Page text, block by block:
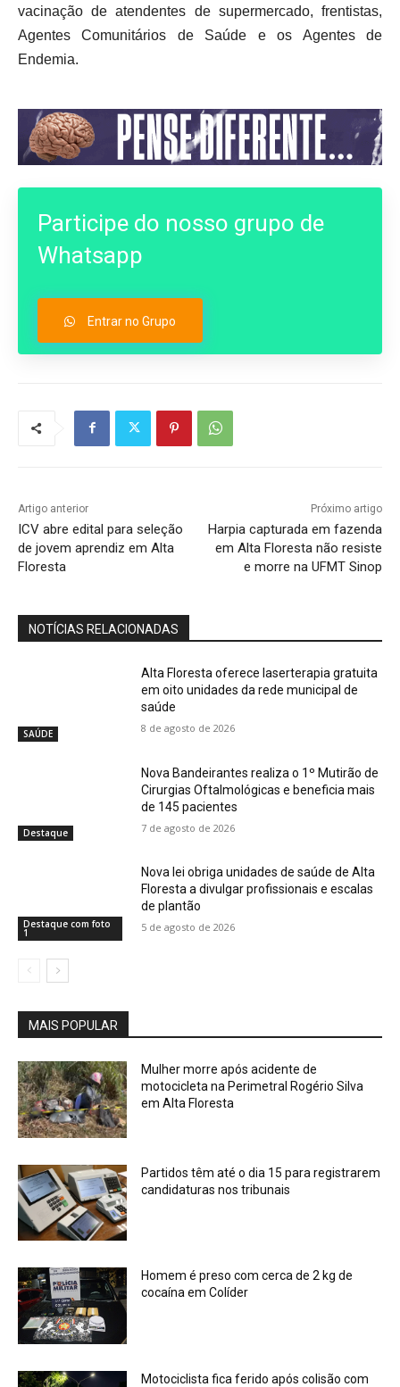
vacinação de atendentes de supermercado, frentistas,
Agentes Comunitários de Saúde e os Agentes de
Endemia.
Participe do nosso grupo de
Whatsapp
Entrar no Grupo
Artigo anterior
ICV abre edital para seleção
de jovem aprendiz em Alta
Floresta
Próximo artigo
Harpia capturada em fazenda
em Alta Floresta não resiste
e morre na UFMT Sinop
NOTÍCIAS RELACIONADAS
SAÚDE
Alta Floresta oferece laserterapia gratuita
em oito unidades da rede municipal de
saúde
8 de agosto de 2026
Destaque
Nova Bandeirantes realiza o 1º Mutirão de
Cirurgias Oftalmológicas e beneficia mais
de 145 pacientes
7 de agosto de 2026
Destaque com foto
1
Nova lei obriga unidades de saúde de Alta
Floresta a divulgar profissionais e escalas
de plantão
5 de agosto de 2026
MAIS POPULAR
Mulher morre após acidente de
motocicleta na Perimetral Rogério Silva
em Alta Floresta
Partidos têm até o dia 15 para registrarem
candidaturas nos tribunais
Homem é preso com cerca de 2 kg de
cocaína em Colíder
Motociclista fica ferido após colisão com